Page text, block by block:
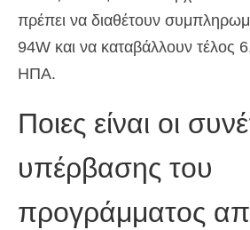
πρέπει να διαθέτουν
94W και να καταβάλλουν τέλος
ΗΠΑ.
Ποιες είναι οι
υπέρβασης του
προγράμματος